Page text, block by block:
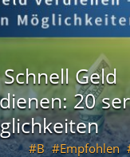
Geld
20
B Empfohlen